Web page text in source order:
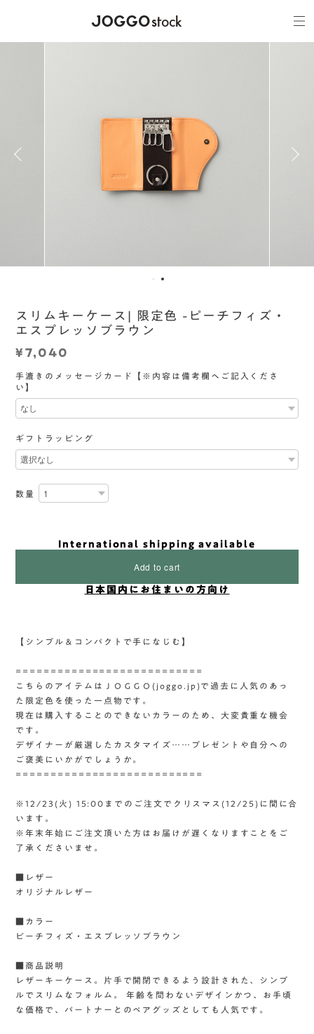
スリムキーケース| 限定色 -ピーチフィズ・
エスプレッソブラウン
¥7,040
手漉きのメッセージカード【※内容は備考欄へご記入くださ
い】
ギフトラッピング
数量
International shipping available
Add to cart
日本国内にお住まいの方向け
【シンプル＆コンパクトで手になじむ】
===========================
こちらのアイテムはＪＯＧＧＯ(joggo.jp)で過去に人気のあっ
た限定色を使った一点物です。
現在は購入することのできないカラーのため、大変貴重な機会
です。
デザイナーが厳選したカスタマイズ……プレゼントや自分への
ご褒美にいかがでしょうか。
===========================
※12/23(火) 15:00までのご注文でクリスマス(12/25)に間に合
います。
※年末年始にご注文頂いた方はお届けが遅くなりますことをご
了承くださいませ。
■レザー
オリジナルレザー
■カラー
ピーチフィズ・エスプレッソブラウン
■商品説明
レザーキーケース。片手で開閉できるよう設計された、シンプ
ルでスリムなフォルム。 年齢を問わないデザインかつ、お手頃
な価格で、パートナーとのペアグッズとしても人気です。